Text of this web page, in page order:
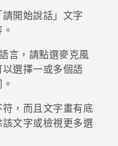
開始說話」文字
言，請點選麥克風
選擇一或多個語
，而且文字畫有底
文字或檢視更多選